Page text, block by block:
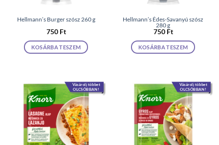
Hellmann’s Burger szósz 260 g
750 Ft
KOSÁRBA TESZEM
Hellmann’s Édes-Savanyú szósz
280 g
750 Ft
KOSÁRBA TESZEM
Vásárolj többet
OLCSÓBBAN!
Vásárolj többet
OLCSÓBBAN!